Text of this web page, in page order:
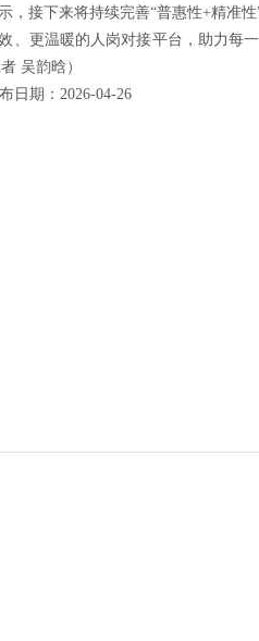
接下来将持续完善“普惠性+精准性
、更温暖的人岗对接平台，助力每
吴韵晗）
期：2026-04-26